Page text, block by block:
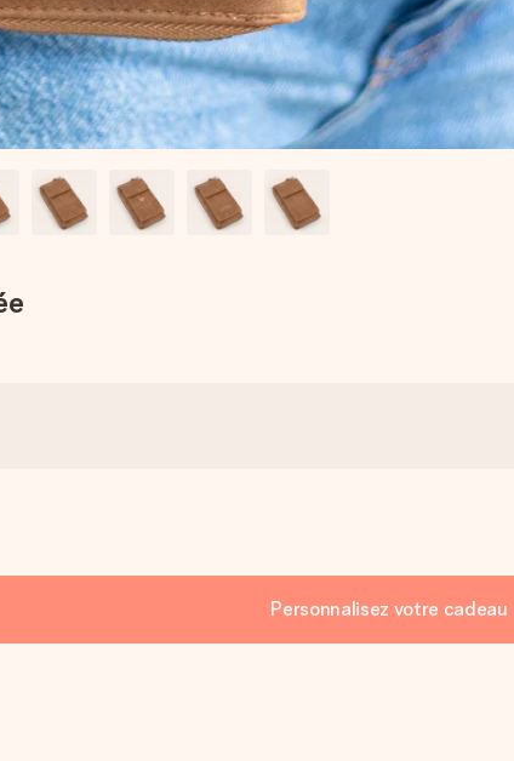
Personnalisez votre cadeau